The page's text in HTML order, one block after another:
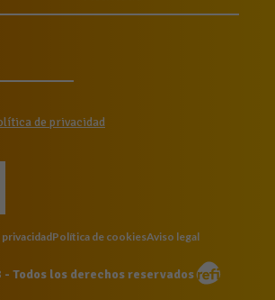
de privacidad
Política de cookiesAviso legal
- Todos los derechos reservados